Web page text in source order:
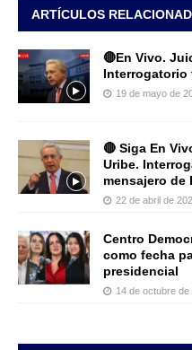
ARTÍCULOS
🔴En Vivo.
Interrogatorio
19 de mayo de
🔴 Siga En
Uribe.
mensajero de
22 de abril de
Centro
como fecha
presidencial
14 de octubre de